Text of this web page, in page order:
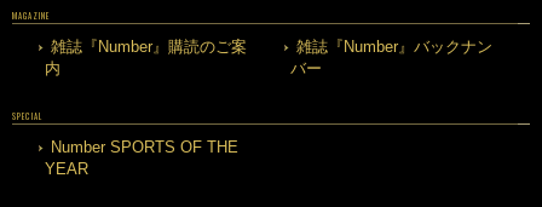
MAGAZINE
雑誌『Number』購読のご案
内
雑誌『Number』バックナン
バー
SPECIAL
Number SPORTS OF THE
YEAR